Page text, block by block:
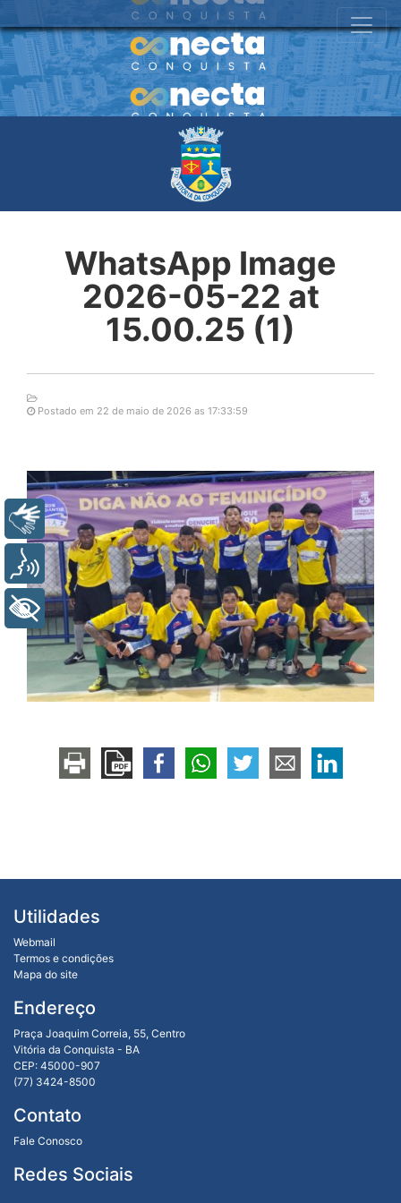
WhatsApp Image
2026-05-22 at
15.00.25 (1)
Postado em 22 de maio de 2026 as 17:33:59
Utilidades
Webmail
Termos e condições
Mapa do site
Endereço
Praça Joaquim Correia, 55, Centro
Vitória da Conquista - BA
CEP: 45000-907
(77) 3424-8500
Contato
Fale Conosco
Redes Sociais
Libras
Voz
+ Acessibilidade